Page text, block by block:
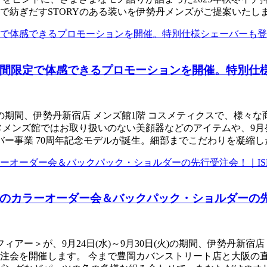
紡ぎだすSTORYのある装いを伊勢丹メンズがご提案いた
限定で体感できるプロモーションを開催。特別仕
期間、伊勢丹新宿店 メンズ館1階 コスメティクスで、様々
ンズ館ではお取り扱いのない美顔器などのアイテムや、9
事業 70周年記念モデルが誕生。細部までこだわりを凝縮
カラーオーダー会＆バックパック・ショルダーの
アー＞が、9月24日(水)～9月30日(火)の期間、伊勢丹新宿
会を開催します。 今まで豊岡カバンストリート店と大阪